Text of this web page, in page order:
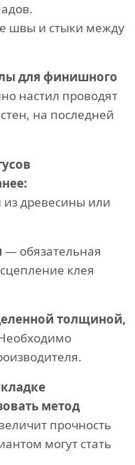
швы и стыки между
для финишного
настил проводят
на последней
из древесины или
— обязательная
клея
толщиной,
метод
прочность
могут стать